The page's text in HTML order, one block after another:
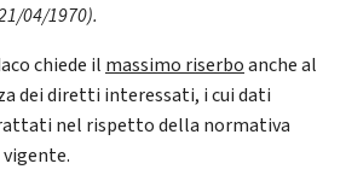
04/1970).
chiede il massimo riserboanche al
dei diretti interessati, i cui dati
nel rispetto della normativa